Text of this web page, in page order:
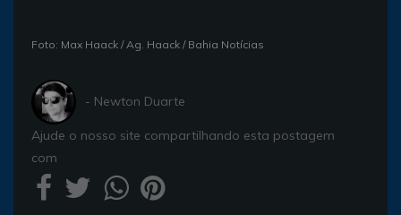
Foto: Max Haack / Ag. Haack / Bahia Notícias
- Newton Duarte
Ajude o nosso site compartilhando esta postagem
com